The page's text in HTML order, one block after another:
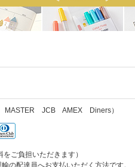
MASTER JCB AMEX Diners）
ご負担いただきます）
の配達員へお支払いただく方法です。